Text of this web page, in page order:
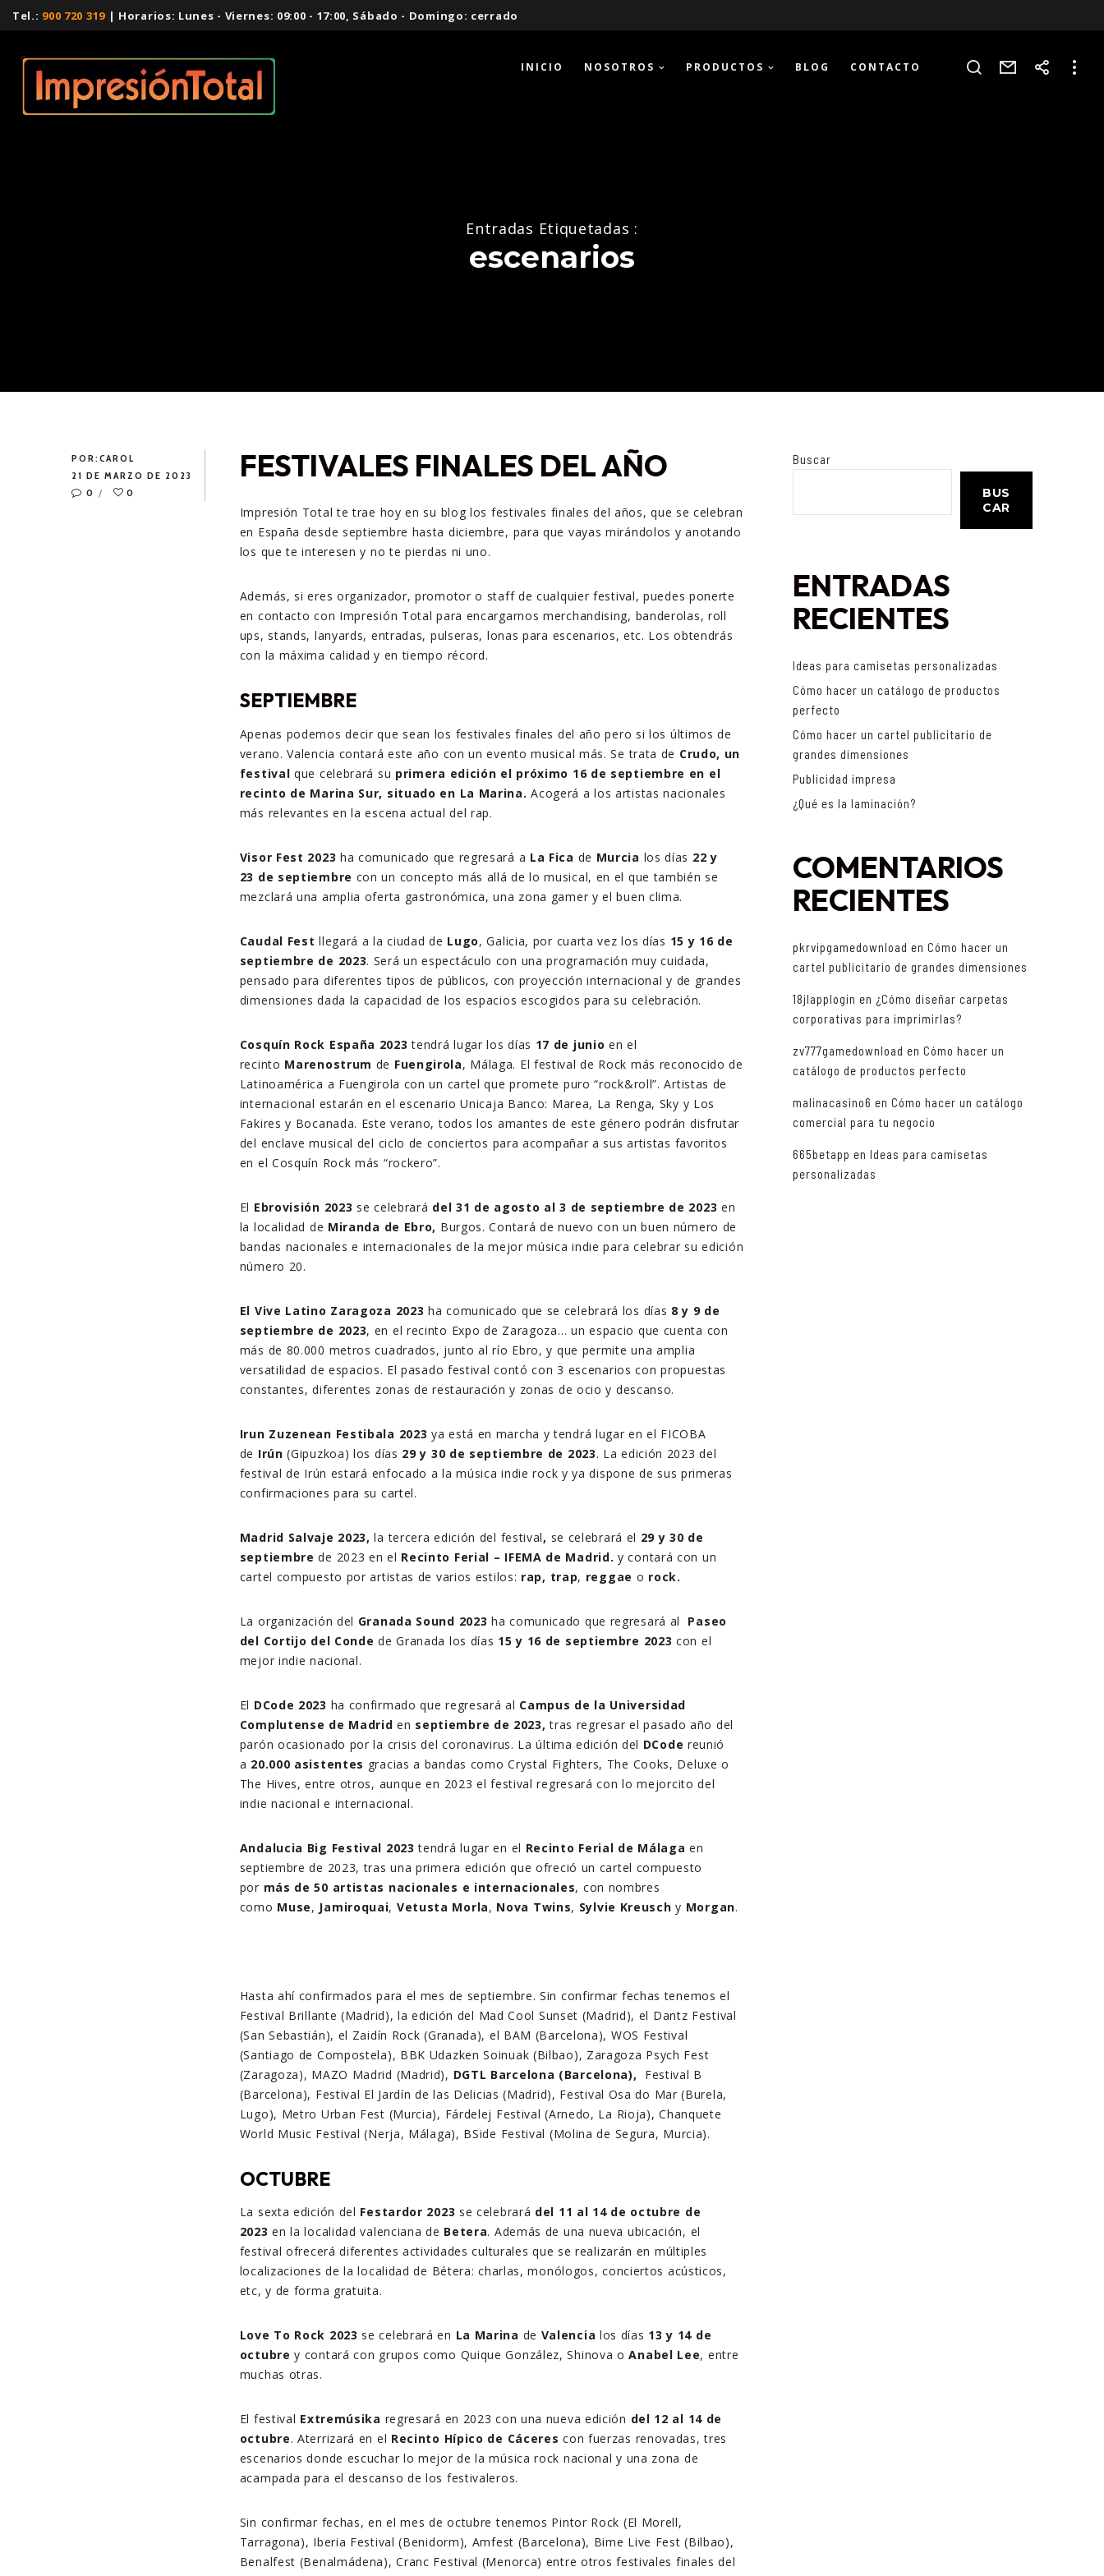
Tel.: 900 720 319| Horarios: Lunes - Viernes: 09:00 - 17:00, Sábado - Domingo: cerrado
INICIO NOSOTROS PRODUCTOS BLOG CONTACTO
Entradas Etiquetadas :
escenarios
POR:CAROL
21 DE MARZO DE 2023
0
0
FESTIVALES FINALES DEL AÑO
Impresión Total te trae hoy en su blog los festivales finales del años, que se celebran
en España desde septiembre hasta diciembre, para que vayas mirándolos y anotando
los que te interesen y no te pierdas ni uno.
Además, si eres organizador, promotor o staff de cualquier festival, puedes ponerte
en contacto con Impresión Total para encargarnos merchandising, banderolas, roll
ups, stands, lanyards, entradas, pulseras, lonas para escenarios, etc. Los obtendrás
con la máxima calidad y en tiempo récord.
SEPTIEMBRE
Apenas podemos decir que sean los festivales finales del año pero si los últimos de
verano. Valencia contará este año con un evento musical más. Se trata de Crudo, un
festivalque celebrará su primera edición el próximo 16 de septiembre en el
recinto de Marina Sur, situado en La Marina.Acogerá a los artistas nacionales
más relevantes en la escena actual del rap.
Visor Fest 2023 ha comunicado que regresará a La Fica de Murcia los días 22 y
23 de septiembre con un concepto más allá de lo musical, en el que también se
mezclará una amplia oferta gastronómica, una zona gamer y el buen clima.
Caudal Fest llegará a la ciudad de Lugo, Galicia, por cuarta vez los días 15 y 16 de
septiembre de 2023. Será un espectáculo con una programación muy cuidada,
pensado para diferentes tipos de públicos, con proyección internacional y de grandes
dimensiones dada la capacidad de los espacios escogidos para su celebración.
Cosquín Rock España 2023 tendrá lugar los días 17 de junio en el
recinto Marenostrum de Fuengirola, Málaga. El festival de Rock más reconocido de
Latinoamérica a Fuengirola con un cartel que promete puro “rock&roll”. Artistas de
internacional estarán en el escenario Unicaja Banco: Marea, La Renga, Sky y Los
Fakires y Bocanada. Este verano, todos los amantes de este género podrán disfrutar
del enclave musical del ciclo de conciertos para acompañar a sus artistas favoritos
en el Cosquín Rock más “rockero”.
El Ebrovisión 2023 se celebrará del 31 de agosto al 3 de septiembre de 2023 en
la localidad de Miranda de Ebro, Burgos. Contará de nuevo con un buen número de
bandas nacionales e internacionales de la mejor música indie para celebrar su edición
número 20.
El Vive Latino Zaragoza 2023ha comunicado que se celebrará los días 8 y 9 de
septiembre de 2023, en el recinto Expo de Zaragoza… un espacio que cuenta con
más de 80.000 metros cuadrados, junto al río Ebro, y que permite una amplia
versatilidad de espacios. El pasado festival contó con 3 escenarios con propuestas
constantes, diferentes zonas de restauración y zonas de ocio y descanso.
Irun Zuzenean Festibala 2023 ya está en marcha y tendrá lugar en el FICOBA
de Irún (Gipuzkoa) los días 29 y 30 de septiembre de 2023. La edición 2023 del
festival de Irún estará enfocado a la música indie rock y ya dispone de sus primeras
confirmaciones para su cartel.
Madrid Salvaje 2023,la tercera edición del festival, se celebrará el 29 y 30 de
septiembre de 2023 en el Recinto Ferial – IFEMA de Madrid. y contará con un
cartel compuesto por artistas de varios estilos: rap, trap, reggae o rock.
La organización del Granada Sound 2023 ha comunicado que regresará al
Paseo
del Cortijo del Conde de Granada los días 15 y 16 de septiembre 2023 con el
mejor indie nacional.
El DCode 2023 ha confirmado que regresará al Campus de la Universidad
Complutense de Madrid en septiembre de 2023, tras regresar el pasado año del
parón ocasionado por la crisis del coronavirus. La última edición del DCode reunió
a 20.000 asistentes gracias a bandas como Crystal Fighters, The Cooks, Deluxe o
The Hives, entre otros, aunque en 2023 el festival regresará con lo mejorcito del
indie nacional e internacional.
Andalucia Big Festival 2023 tendrá lugar en el Recinto Ferial de Málaga en
septiembre de 2023, tras una primera edición que ofreció un cartel compuesto
por más de 50 artistas nacionales e internacionales, con nombres
como Muse, Jamiroquai, Vetusta Morla, Nova Twins, Sylvie Kreusch y Morgan.
Hasta ahí confirmados para el mes de septiembre. Sin confirmar fechas tenemos el
Festival Brillante (Madrid), la edición del Mad Cool Sunset (Madrid), el Dantz Festival
(San Sebastián), el Zaidín Rock (Granada), el BAM (Barcelona), WOS Festival
(Santiago de Compostela), BBK Udazken Soinuak (Bilbao), Zaragoza Psych Fest
(Zaragoza), MAZO Madrid (Madrid), DGTL Barcelona (Barcelona),
Festival B
(Barcelona), Festival El Jardín de las Delicias (Madrid), Festival Osa do Mar (Burela,
Lugo), Metro Urban Fest (Murcia), Fárdelej Festival (Arnedo, La Rioja), Chanquete
World Music Festival (Nerja, Málaga), BSide Festival (Molina de Segura, Murcia).
OCTUBRE
La sexta edición del Festardor 2023 se celebrará del 11 al 14 de octubre de
2023en la localidad valenciana de Betera. Además de una nueva ubicación, el
festival ofrecerá diferentes actividades culturales que se realizarán en múltiples
localizaciones de la localidad de Bétera: charlas, monólogos, conciertos acústicos,
etc, y de forma gratuita.
Love To Rock 2023 se celebrará en La Marina de Valencia los días 13 y 14 de
octubre y contará con grupos como Quique González, Shinova oAnabel Lee, entre
muchas otras.
El festival Extremúsika regresará en 2023 con una nueva edición del 12 al 14 de
octubre. Aterrizará en el Recinto Hípico de Cáceres con fuerzas renovadas, tres
escenarios donde escuchar lo mejor de la música rock nacional y una zona de
acampada para el descanso de los festivaleros.
Sin confirmar fechas, en el mes de octubre tenemos Pintor Rock (El Morell,
Tarragona), Iberia Festival (Benidorm), Amfest (Barcelona), Bime Live Fest (Bilbao),
Benalfest (Benalmádena), Cranc Festival (Menorca) entre otros festivales finales del
Buscar
BUS
CAR
ENTRADAS
RECIENTES
Ideas para camisetas personalizadas
Cómo hacer un catálogo de productos
perfecto
Cómo hacer un cartel publicitario de
grandes dimensiones
Publicidad impresa
¿Qué es la laminación?
COMENTARIOS
RECIENTES
pkrvipgamedownload en Cómo hacer un
cartel publicitario de grandes dimensiones
18jlapplogin en ¿Cómo diseñar carpetas
corporativas para imprimirlas?
zv777gamedownload en Cómo hacer un
catálogo de productos perfecto
malinacasino6 en Cómo hacer un catálogo
comercial para tu negocio
665betapp en Ideas para camisetas
personalizadas